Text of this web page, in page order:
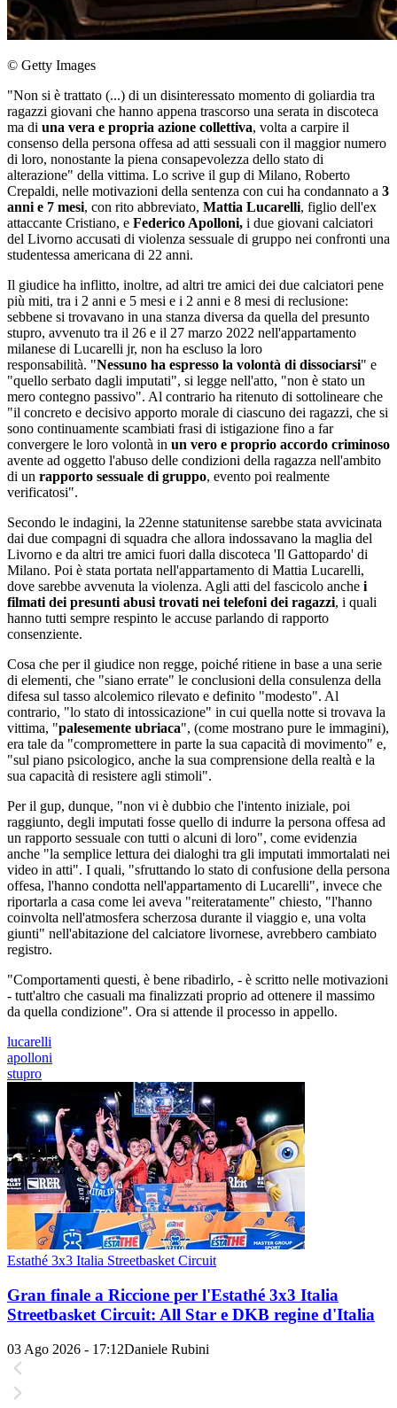
© Getty Images
"Non si è trattato (...) di un disinteressato momento di goliardia tra
ragazzi giovani che hanno appena trascorso una serata in discoteca
ma di una vera e propria azione collettiva, volta a carpire il
consenso della persona offesa ad atti sessuali con il maggior numero
di loro, nonostante la piena consapevolezza dello stato di
alterazione" della vittima. Lo scrive il gup di Milano, Roberto
Crepaldi, nelle motivazioni della sentenza con cui ha condannato a 3
anni e 7 mesi, con rito abbreviato, Mattia Lucarelli, figlio dell'ex
attaccante Cristiano, e Federico Apolloni, i due giovani calciatori
del Livorno accusati di violenza sessuale di gruppo nei confronti una
studentessa americana di 22 anni.
Il giudice ha inflitto, inoltre, ad altri tre amici dei due calciatori pene
più miti, tra i 2 anni e 5 mesi e i 2 anni e 8 mesi di reclusione:
sebbene si trovavano in una stanza diversa da quella del presunto
stupro, avvenuto tra il 26 e il 27 marzo 2022 nell'appartamento
milanese di Lucarelli jr, non ha escluso la loro
responsabilità. "Nessuno ha espresso la volontà di dissociarsi" e
"quello serbato dagli imputati", si legge nell'atto, "non è stato un
mero contegno passivo". Al contrario ha ritenuto di sottolineare che
"il concreto e decisivo apporto morale di ciascuno dei ragazzi, che si
sono continuamente scambiati frasi di istigazione fino a far
convergere le loro volontà in un vero e proprio accordo criminoso
avente ad oggetto l'abuso delle condizioni della ragazza nell'ambito
di un rapporto sessuale di gruppo, evento poi realmente
verificatosi".
Secondo le indagini, la 22enne statunitense sarebbe stata avvicinata
dai due compagni di squadra che allora indossavano la maglia del
Livorno e da altri tre amici fuori dalla discoteca 'Il Gattopardo' di
Milano. Poi è stata portata nell'appartamento di Mattia Lucarelli,
dove sarebbe avvenuta la violenza. Agli atti del fascicolo anche i
filmati dei presunti abusi trovati nei telefoni dei ragazzi, i quali
hanno tutti sempre respinto le accuse parlando di rapporto
consenziente.
Cosa che per il giudice non regge, poiché ritiene in base a una serie
di elementi, che "siano errate" le conclusioni della consulenza della
difesa sul tasso alcolemico rilevato e definito "modesto". Al
contrario, "lo stato di intossicazione" in cui quella notte si trovava la
vittima, "palesemente ubriaca", (come mostrano pure le immagini),
era tale da "compromettere in parte la sua capacità di movimento" e,
"sul piano psicologico, anche la sua comprensione della realtà e la
sua capacità di resistere agli stimoli".
Per il gup, dunque, "non vi è dubbio che l'intento iniziale, poi
raggiunto, degli imputati fosse quello di indurre la persona offesa ad
un rapporto sessuale con tutti o alcuni di loro", come evidenzia
anche "la semplice lettura dei dialoghi tra gli imputati immortalati nei
video in atti". I quali, "sfruttando lo stato di confusione della persona
offesa, l'hanno condotta nell'appartamento di Lucarelli", invece che
riportarla a casa come lei aveva "reiteratamente" chiesto, "l'hanno
coinvolta nell'atmosfera scherzosa durante il viaggio e, una volta
giunti" nell'abitazione del calciatore livornese, avrebbero cambiato
registro.
"Comportamenti questi, è bene ribadirlo, - è scritto nelle motivazioni
- tutt'altro che casuali ma finalizzati proprio ad ottenere il massimo
da quella condizione". Ora si attende il processo in appello.
lucarelli
apolloni
stupro
Estathé 3x3 Italia Streetbasket Circuit
Gran finale a Riccione per l'Estathé 3x3 Italia
Streetbasket Circuit: All Star e DKB regine d'Italia
03 Ago 2026 - 17:12Daniele Rubini